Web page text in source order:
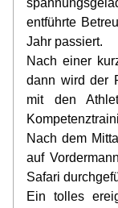
entführte
Jahr passiert.
Nach einer
dann wird der
mit den
Nach dem
auf
Safari
Ein tolles